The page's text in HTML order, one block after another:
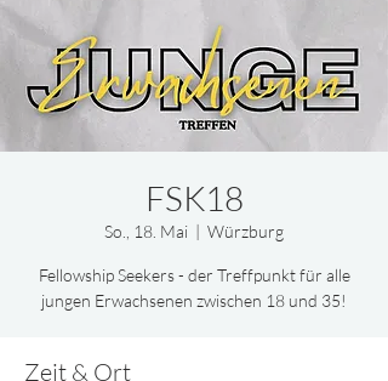
FSK18
So., 18. Mai
  |
Würzburg
Fellowship Seekers - der Treffpunkt für alle
jungen Erwachsenen zwischen 18 und 35!
Zeit & Ort